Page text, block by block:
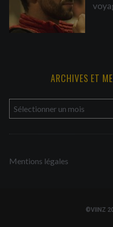
ARCHIVES ET
r
c
iMentions légales
©VIINZ